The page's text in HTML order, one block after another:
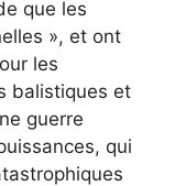
que les
», et ont
les
balistiques et
guerre
qui